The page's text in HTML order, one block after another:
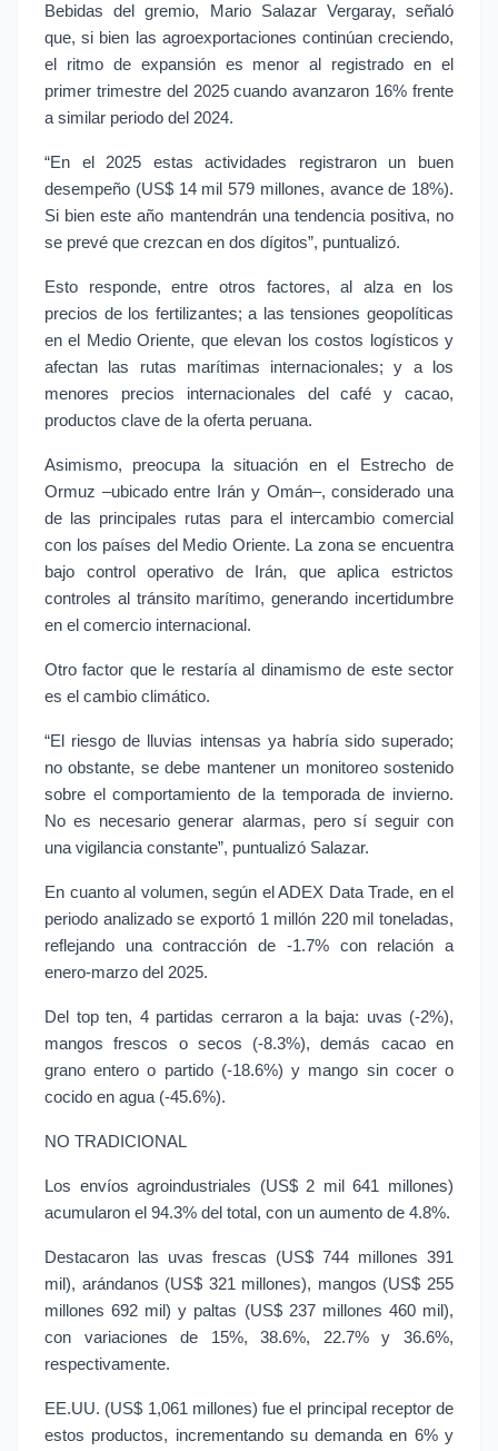
Bebidas del gremio, Mario Salazar Vergaray, señaló
que, si bien las agroexportaciones continúan creciendo,
el ritmo de expansión es menor al registrado en el
primer trimestre del 2025 cuando avanzaron 16% frente
a similar periodo del 2024.
“En el 2025 estas actividades registraron un buen
desempeño (US$ 14 mil 579 millones, avance de 18%).
Si bien este año mantendrán una tendencia positiva, no
se prevé que crezcan en dos dígitos”, puntualizó.
Esto responde, entre otros factores, al alza en los
precios de los fertilizantes; a las tensiones geopolíticas
en el Medio Oriente, que elevan los costos logísticos y
afectan las rutas marítimas internacionales; y a los
menores precios internacionales del café y cacao,
productos clave de la oferta peruana.
Asimismo, preocupa la situación en el Estrecho de
Ormuz –ubicado entre Irán y Omán–, considerado una
de las principales rutas para el intercambio comercial
con los países del Medio Oriente. La zona se encuentra
bajo control operativo de Irán, que aplica estrictos
controles al tránsito marítimo, generando incertidumbre
en el comercio internacional.
Otro factor que le restaría al dinamismo de este sector
es el cambio climático.
“El riesgo de lluvias intensas ya habría sido superado;
no obstante, se debe mantener un monitoreo sostenido
sobre el comportamiento de la temporada de invierno.
No es necesario generar alarmas, pero sí seguir con
una vigilancia constante”, puntualizó Salazar.
En cuanto al volumen, según el ADEX Data Trade, en el
periodo analizado se exportó 1 millón 220 mil toneladas,
reflejando una contracción de -1.7% con relación a
enero-marzo del 2025.
Del top ten, 4 partidas cerraron a la baja: uvas (-2%),
mangos frescos o secos (-8.3%), demás cacao en
grano entero o partido (-18.6%) y mango sin cocer o
cocido en agua (-45.6%).
NO TRADICIONAL
Los envíos agroindustriales (US$ 2 mil 641 millones)
acumularon el 94.3% del total, con un aumento de 4.8%.
Destacaron las uvas frescas (US$ 744 millones 391
mil), arándanos (US$ 321 millones), mangos (US$ 255
millones 692 mil) y paltas (US$ 237 millones 460 mil),
con variaciones de 15%, 38.6%, 22.7% y 36.6%,
respectivamente.
EE.UU. (US$ 1,061 millones) fue el principal receptor de
estos productos, incrementando su demanda en 6% y